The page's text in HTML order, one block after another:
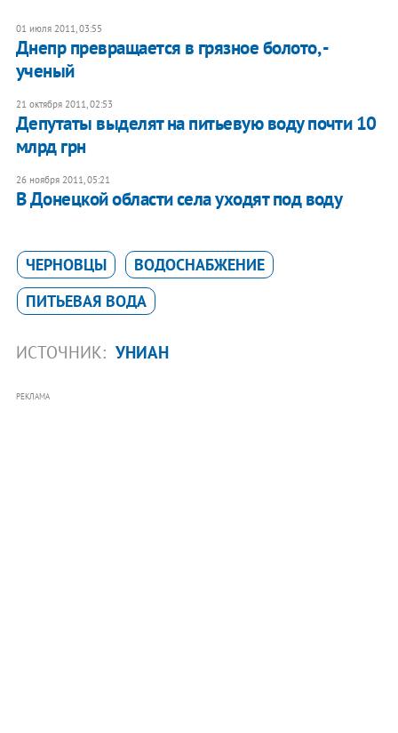
01 июля 2011, 03:55
Днепр превращается в грязное болото, -
ученый
21 октября 2011, 02:53
​Депутаты выделят на питьевую воду почти 10
млрд грн
26 ноября 2011, 05:21
В Донецкой области села уходят под воду
ЧЕРНОВЦЫ
ВОДОСНАБЖЕНИЕ
ПИТЬЕВАЯ ВОДА
ИСТОЧНИК: УНИАН
РЕКЛАМА